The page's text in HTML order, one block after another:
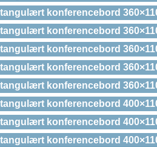
konferencebord
konferencebord
konferencebord
konferencebord
konferencebord
konferencebord
konferencebord
konferencebord